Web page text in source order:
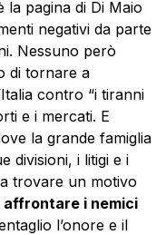
la pagina di Di Maio
negativi da parte
Nessuno però
di tornare a
contro “i tiranni
e i mercati. E
la grande famiglia
divisioni, i litigi e i
trovare un motivo
i nemici
l’onore e il